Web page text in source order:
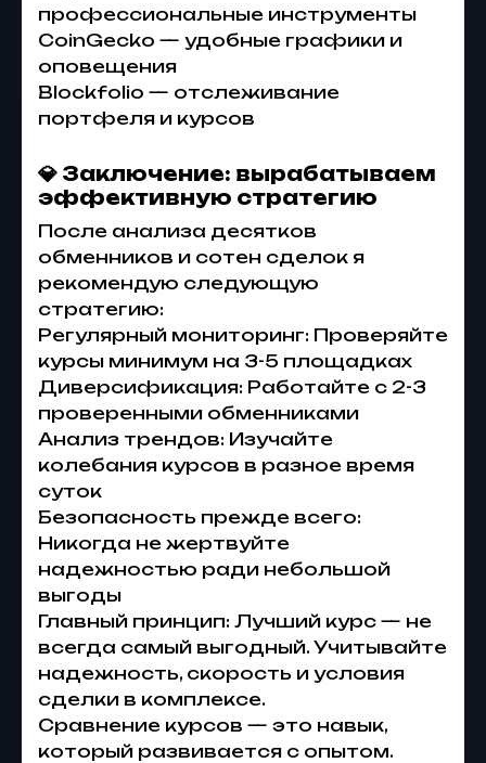
профессиональные инструменты
CoinGecko — удобные графики и
оповещения
Blockfolio — отслеживание
портфеля и курсов
💎 Заключение: вырабатываем
эффективную стратегию
После анализа десятков
обменников и сотен сделок я
рекомендую следующую
стратегию:
Регулярный мониторинг: Проверяйте
курсы минимум на 3-5 площадках
Диверсификация: Работайте с 2-3
проверенными обменниками
Анализ трендов: Изучайте
колебания курсов в разное время
суток
Безопасность прежде всего:
Никогда не жертвуйте
надежностью ради небольшой
выгоды
Главный принцип: Лучший курс — не
всегда самый выгодный. Учитывайте
надежность, скорость и условия
сделки в комплексе.
Сравнение курсов — это навык,
который развивается с опытом.